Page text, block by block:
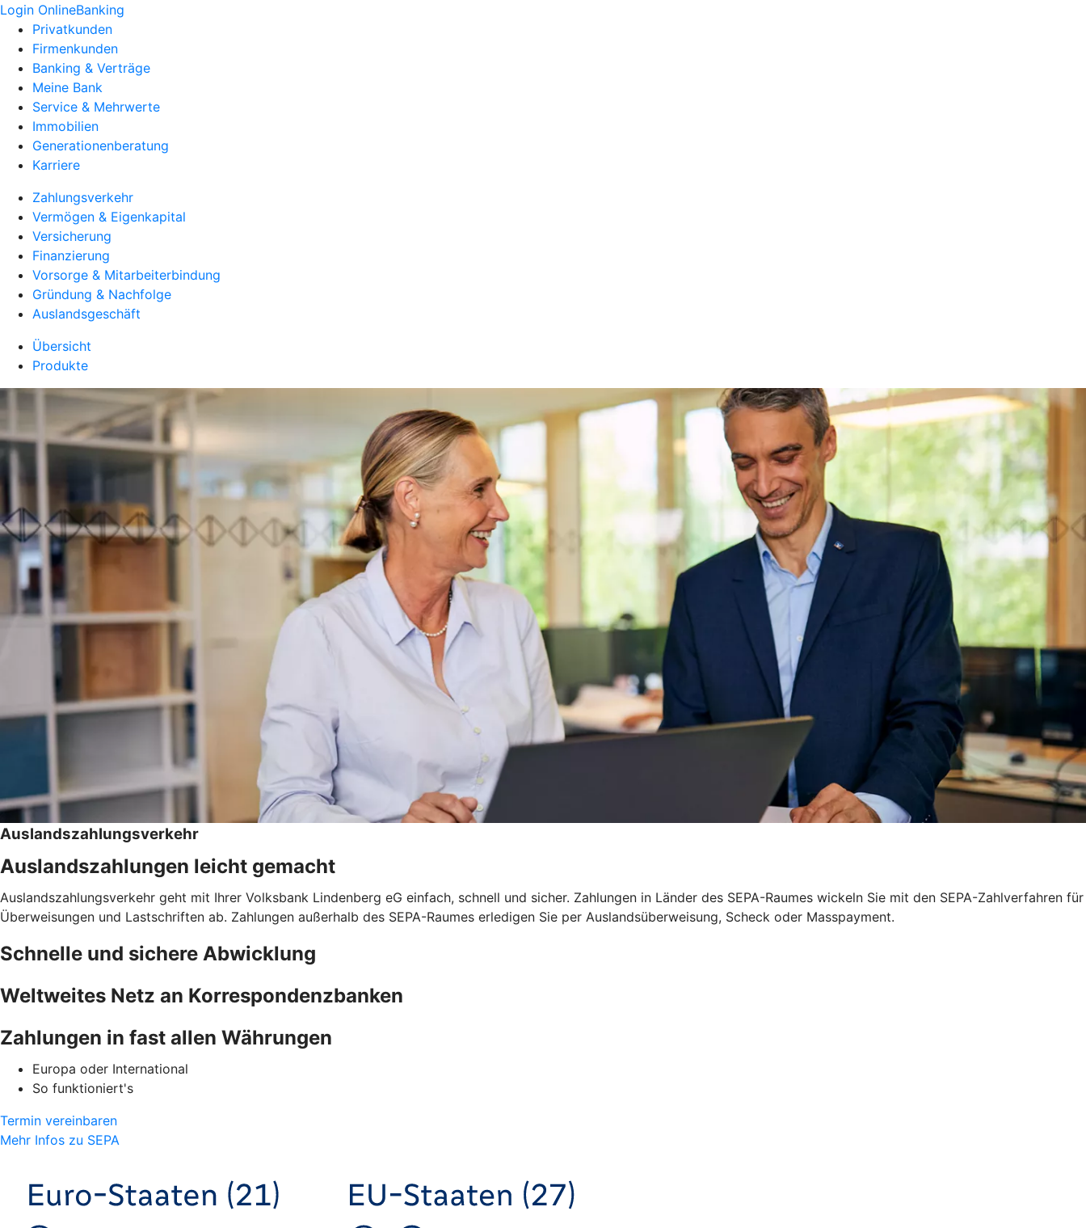
Login OnlineBanking
Privatkunden
Firmenkunden
Banking & Verträge
Meine Bank
Service & Mehrwerte
Immobilien
Generationenberatung
Karriere
Zahlungsverkehr
Vermögen & Eigenkapital
Versicherung
Finanzierung
Vorsorge & Mitarbeiterbindung
Gründung & Nachfolge
Auslandsgeschäft
Übersicht
Produkte
Auslandszahlungsverkehr
Auslandszahlungen leicht gemacht
Auslandszahlungsverkehr geht mit Ihrer Volksbank Lindenberg eG einfach, schnell und sicher. Zahlungen in Länder des SEPA-Raumes wickeln Sie mit den SEPA-Zahlverfahren für
Überweisungen und Lastschriften ab. Zahlungen außerhalb des SEPA-Raumes erledigen Sie per Auslandsüberweisung, Scheck oder Masspayment.
Schnelle und sichere Abwicklung
Weltweites Netz an Korrespondenzbanken
Zahlungen in fast allen Währungen
Europa oder International
So funktioniert's
Termin vereinbaren
Mehr Infos zu SEPA